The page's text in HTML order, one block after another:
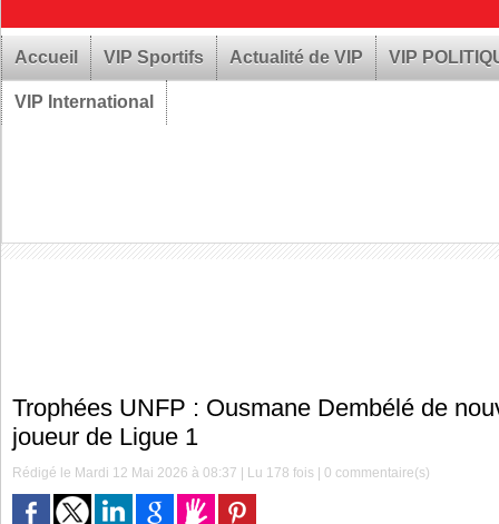
Accueil VIP Sportifs Actualité de VIP VIP
VIP International
Trophées UNFP : Ousmane Dembélé de
joueur de Ligue 1
Rédigé le Mardi 12 Mai 2026 à 08:37 | Lu 178 fois |0 commentaire(s)